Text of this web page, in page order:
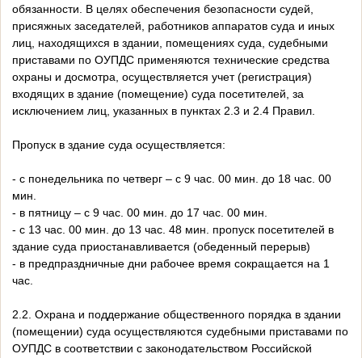
обязанности. В целях обеспечения безопасности судей,
присяжных заседателей, работников аппаратов суда и иных
лиц, находящихся в здании, помещениях суда, судебными
приставами по ОУПДС применяются технические средства
охраны и досмотра, осуществляется учет (регистрация)
входящих в здание (помещение) суда посетителей, за
исключением лиц, указанных в пунктах 2.3 и 2.4 Правил.
Пропуск в здание суда осуществляется:
- с понедельника по четверг – с 9 час. 00 мин. до 18 час. 00
мин.
- в пятницу – с 9 час. 00 мин. до 17 час. 00 мин.
- с 13 час. 00 мин. до 13 час. 48 мин. пропуск посетителей в
здание суда приостанавливается (обеденный перерыв)
- в предпраздничные дни рабочее время сокращается на 1
час.
2.2. Охрана и поддержание общественного порядка в здании
(помещении) суда осуществляются судебными приставами по
ОУПДС в соответствии с законодательством Российской